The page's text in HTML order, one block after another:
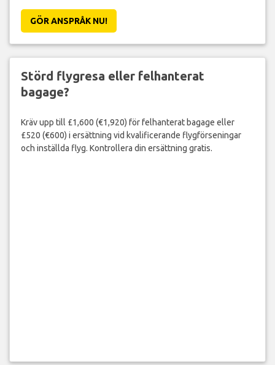
GÖR ANSPRÅK NU!
Störd flygresa eller felhanterat
bagage?
Kräv upp till £1,600 (€1,920) för felhanterat bagage eller
£520 (€600) i ersättning vid kvalificerande flygförseningar
och inställda flyg. Kontrollera din ersättning gratis.